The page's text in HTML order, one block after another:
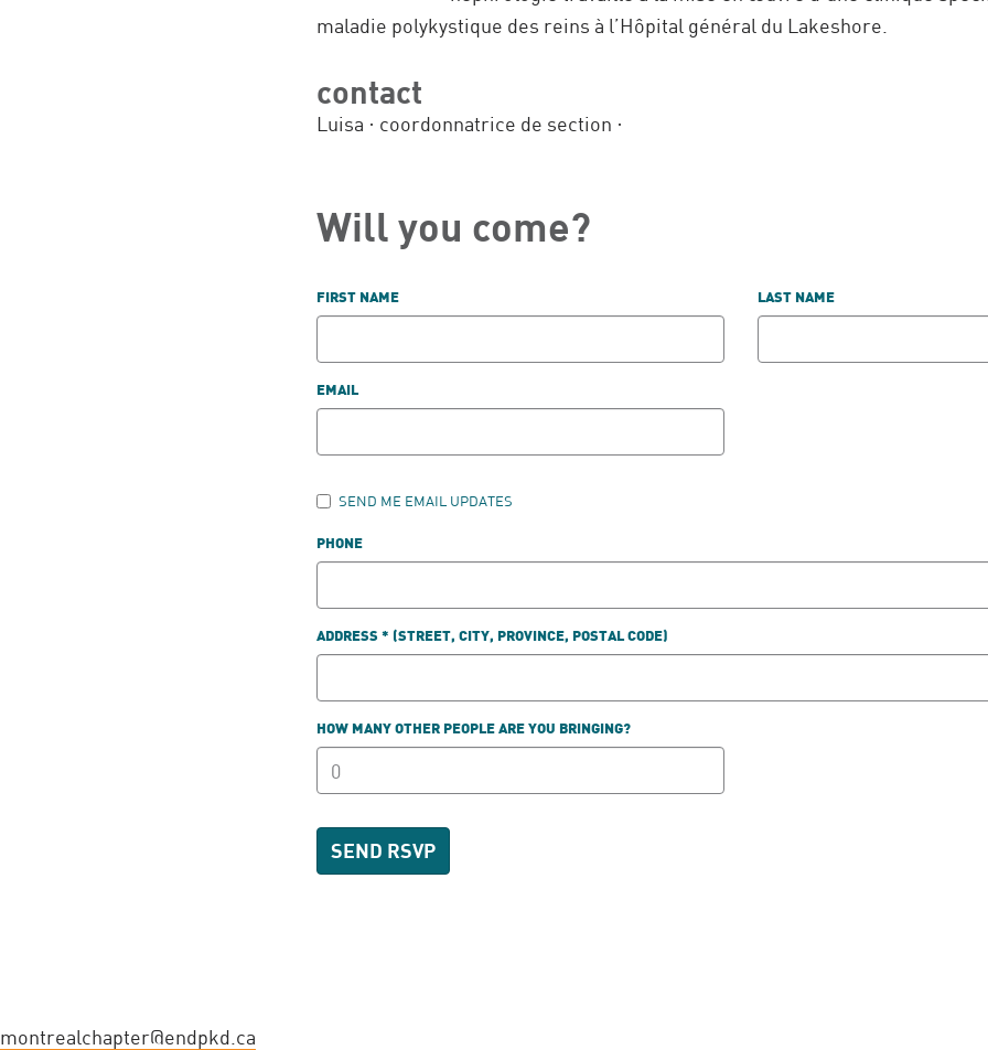
maladie polykystique des reins à l’Hôpital général du Lakeshore.
contact
Luisa · coordonnatrice de section ·
Will you come?
FIRST NAME LAST NAME
EMAIL
SEND ME EMAIL UPDATES
PHONE
ADDRESS * (STREET, CITY, PROVINCE, POSTAL CODE)
HOW MANY OTHER PEOPLE ARE YOU BRINGING?
montrealchapter@endpkd.ca